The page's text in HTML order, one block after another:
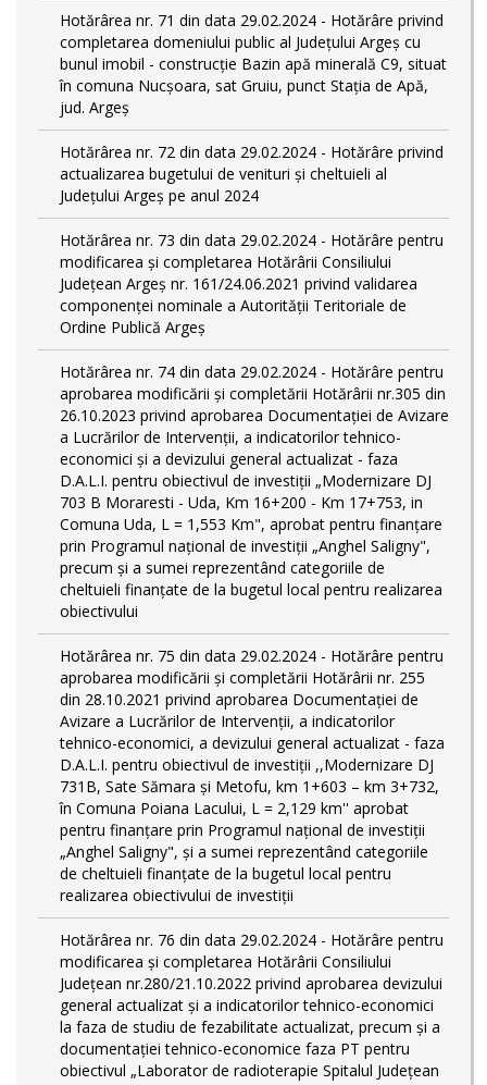
Hotărârea nr. 71 din data 29.02.2024 - Hotărâre privind
completarea domeniului public al Judeţului Argeş cu
bunul imobil - construcție Bazin apă minerală C9, situat
în comuna Nucșoara, sat Gruiu, punct Stația de Apă,
jud. Argeș
Hotărârea nr. 72 din data 29.02.2024 - Hotărâre privind
actualizarea bugetului de venituri și cheltuieli al
Județului Argeș pe anul 2024
Hotărârea nr. 73 din data 29.02.2024 - Hotărâre pentru
modificarea și completarea Hotărârii Consiliului
Județean Argeș nr. 161/24.06.2021 privind validarea
componenței nominale a Autorității Teritoriale de
Ordine Publică Argeș
Hotărârea nr. 74 din data 29.02.2024 - Hotărâre pentru
aprobarea modificării şi completării Hotărârii nr.305 din
26.10.2023 privind aprobarea Documentației de Avizare
a Lucrărilor de Intervenții, a indicatorilor tehnico-
economici și a devizului general actualizat - faza
D.A.L.I. pentru obiectivul de investiţii „Modernizare DJ
703 B Moraresti - Uda, Km 16+200 - Km 17+753, in
Comuna Uda, L = 1,553 Km", aprobat pentru finanțare
prin Programul național de investiții „Anghel Saligny",
precum și a sumei reprezentând categoriile de
cheltuieli finanțate de la bugetul local pentru realizarea
obiectivului
Hotărârea nr. 75 din data 29.02.2024 - Hotărâre pentru
aprobarea modificării şi completării Hotărârii nr. 255
din 28.10.2021 privind aprobarea Documentației de
Avizare a Lucrărilor de Intervenții, a indicatorilor
tehnico-economici, a devizului general actualizat - faza
D.A.L.I. pentru obiectivul de investiţii ,,Modernizare DJ
731B, Sate Sămara și Metofu, km 1+603 – km 3+732,
în Comuna Poiana Lacului, L = 2,129 km'' aprobat
pentru finanțare prin Programul național de investiții
„Anghel Saligny", și a sumei reprezentând categoriile
de cheltuieli finanțate de la bugetul local pentru
realizarea obiectivului de investiții
Hotărârea nr. 76 din data 29.02.2024 - Hotărâre pentru
modificarea și completarea Hotărârii Consiliului
Județean nr.280/21.10.2022 privind aprobarea devizului
general actualizat și a indicatorilor tehnico-economici
la faza de studiu de fezabilitate actualizat, precum și a
documentației tehnico-economice faza PT pentru
obiectivul „Laborator de radioterapie Spitalul Județean